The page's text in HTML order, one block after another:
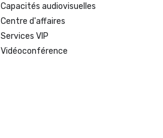
Capacités audiovisuelles
Centre d'affaires
Services VIP
Vidéoconférence